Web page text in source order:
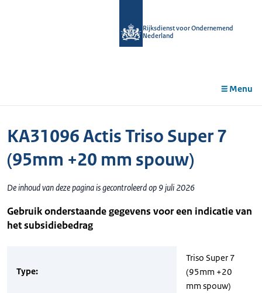
Rijksdienst voor Ondernemend
Nederland
Menu
KA31096 Actis Triso Super 7
(95mm +20 mm spouw)
De inhoud van deze pagina is gecontroleerd op 9 juli 2026
Gebruik onderstaande gegevens voor een indicatie van
het subsidiebedrag
Type:
Triso Super 7
(95mm +20
mm spouw)